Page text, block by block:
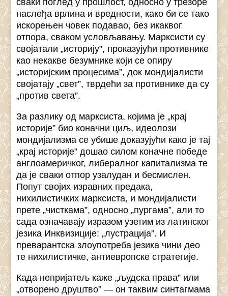
сваки поглед у прошлост, односно у трезоре
наслеђа врлина и вредности, како би се тако
искорењен човек подавао, без икаквог
отпора, сваком условљавању. Марксисти су
својатали „историју”, проказујући противнике
као некакве безумнике који се опиру
„историјским процесима”, док мондијалисти
својатају „свет”, тврдећи за противнике да су
„против света”.
За разлику од марксиста, којима је „крај
историје” био коначни циљ, идеолози
мондијализма се убише доказујући како је тај
„крај историје” дошао силом коначне победе
англоамеричког, либералног капитализма те
да је сваки отпор узалудан и бесмислен.
Попут својих изравних предака,
нихилистичких марксиста, и мондијалисти
прете „чисткама”, односно „пургама”, али то
сада означавају изразом узетим из латинског
језика Инквизиције: „лустрација”. И
преварантска злоупотреба језика чини део
те нихилистичке, антиевропске стратегије.
Када непријатељ каже „људска права” или
„отворено друштво” — он таквим синтагмама